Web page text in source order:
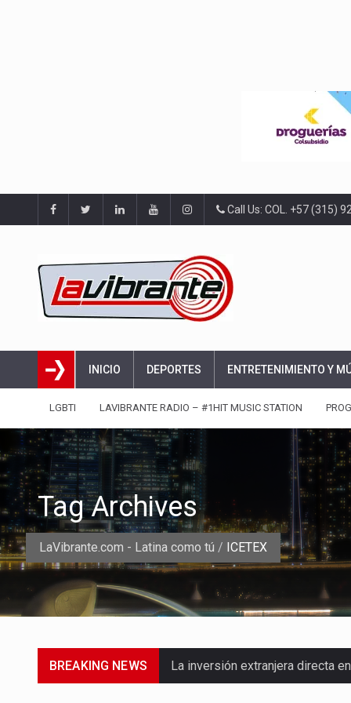
Call Us: COL. +57 (315)
INICIO DEPORTES ENTRETENIMIENTO Y
LGBTI LAVIBRANTE RADIO – #1HIT MUSIC STATION
LaVibrante.com - Latina como tú / ICETEX
Tag Archives
BREAKING NEWS La inversión extranjera directa